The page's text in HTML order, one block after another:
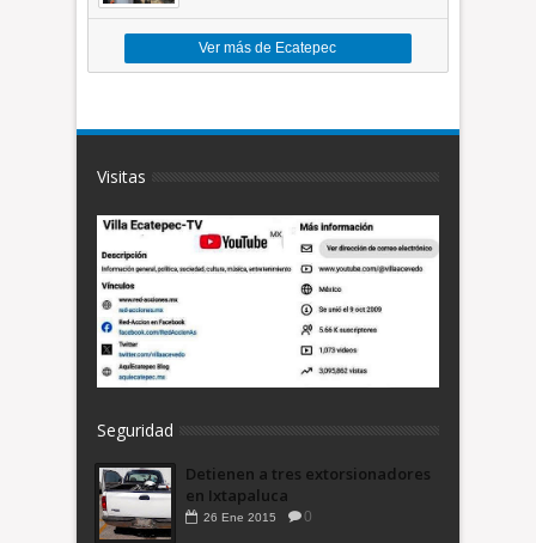
Ver más de Ecatepec
Visitas
Seguridad
Detienen a tres extorsionadores
en Ixtapaluca
26 Ene 2015 0